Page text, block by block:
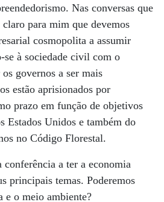
Nas conversas que
para mim que devemos
cosmopolita a assumir
se à sociedade civil com o
governos a ser mais
estão aprisionados por
prazo em função de objetivos
Estados Unidos e também do
no Código Florestal.
a ter a economia
principais temas. Poderemos
e o meio ambiente?